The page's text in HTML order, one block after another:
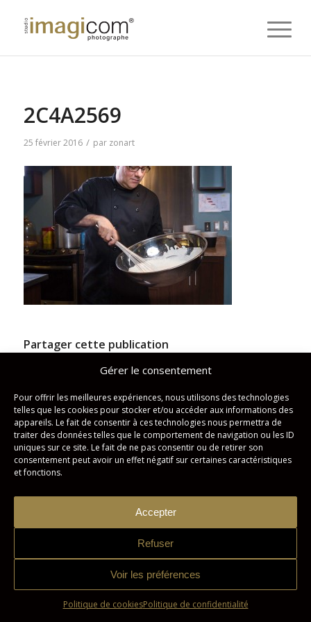
Gérer le consentement
Pour offrir les meilleures expériences, nous utilisons des technologies
telles que les cookies pour stocker et/ou accéder aux informations des
appareils. Le fait de consentir à ces technologies nous permettra de
traiter des données telles que le comportement de navigation ou les ID
uniques sur ce site. Le fait de ne pas consentir ou de retirer son
consentement peut avoir un effet négatif sur certaines caractéristiques
et fonctions.
Accepter
Refuser
Voir les préférences
Politique de cookiesPolitique de confidentialité
2C4A2569
25 février 2016 / par zonart
Partager cette publication
Politique de cookies